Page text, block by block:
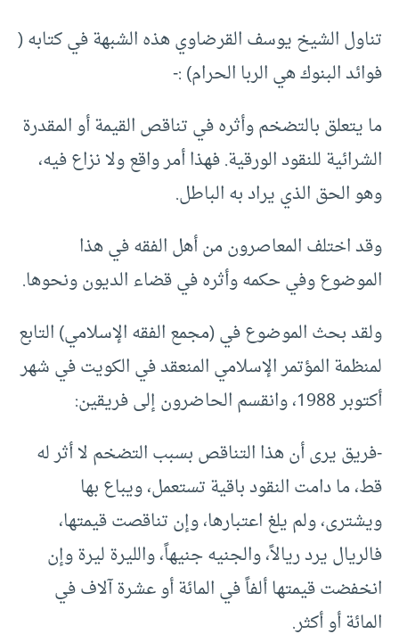
تناول الشيخ يوسف القرضاوي هذه الشبهة في كتابه (
فوائد البنوك هي الربا الحرام) :-
ما يتعلق بالتضخم وأثره في تناقص القيمة أو المقدرة
الشرائية للنقود الورقية. فهذا أمر واقع ولا نزاع فيه،
وهو الحق الذي يراد به الباطل.
وقد اختلف المعاصرون من أهل الفقه في هذا
الموضوع وفي حكمه وأثره في قضاء الديون ونحوها.
ولقد بحث الموضوع في (مجمع الفقه الإسلامي) التابع
لمنظمة المؤتمر الإسلامي المنعقد في الكويت في شهر
أكتوبر 1988، وانقسم الحاضرون إلى فريقين:
-فريق يرى أن هذا التناقص بسبب التضخم لا أثر له
قط، ما دامت النقود باقية تستعمل، ويباع بها
ويشترى، ولم يلغ اعتبارها، وإن تناقصت قيمتها،
فالريال يرد ريالاً، والجنيه جنيهاً، والليرة ليرة وإن
انخفضت قيمتها ألفاً في المائة أو عشرة آلاف في
المائة أو أكثر.